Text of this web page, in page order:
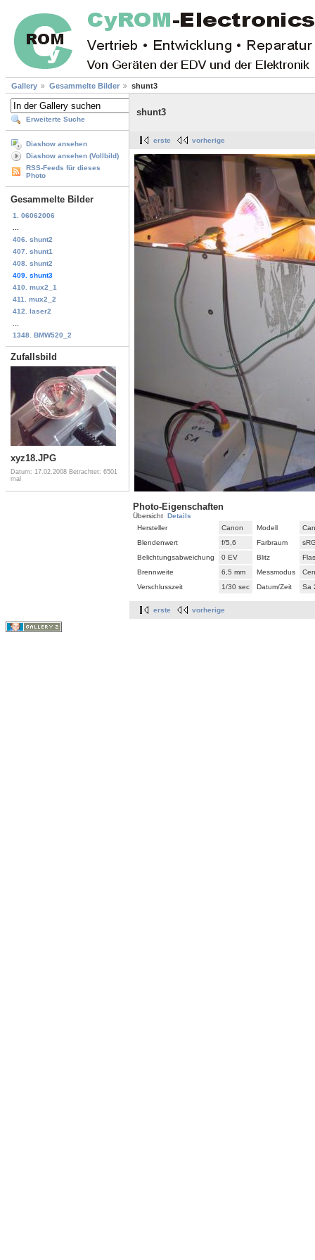
Gallery Gesammelte Bilder shunt3
Erweiterte Suche
Diashow ansehen
Diashow ansehen (Vollbild)
RSS-Feeds für dieses
Photo
Gesammelte Bilder
1. 06062006
406. shunt2
407. shunt1
408. shunt2
409. shunt3
410. mux2_1
411. mux2_2
412. laser2
1348. BMW520_2
Zufallsbild
xyz18.JPG
Datum: 17.02.2008 Betrachtet: 6501
mal
shunt3
erste vorherige
Photo-Eigenschaften
Übersicht Details
Hersteller
Canon Modell
Blendenwert
f/5,6 Farbraum
Belichtungsabweichung
0 EV Blitz
Brennweite
6,5 mm Messmodus
Verschlusszeit
1/30 sec Datum/Zeit Sa
erste vorherige